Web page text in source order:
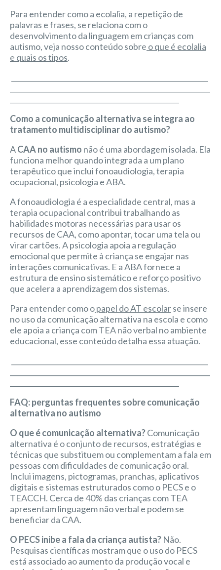
Para entender como a ecolalia, a repetição de
palavras e frases, se relaciona com o
desenvolvimento da linguagem em crianças com
autismo, veja nosso conteúdo sobre o que é ecolalia
e quais os tipos.
Como a comunicação alternativa se integra ao
tratamento multidisciplinar do autismo?
ACAA no autismo não é uma abordagem isolada. Ela
funciona melhor quando integrada a um plano
terapêutico que inclui fonoaudiologia, terapia
ocupacional, psicologia e ABA.
A fonoaudiologia é a especialidade central, mas a
terapia ocupacional contribui trabalhando as
habilidades motoras necessárias para usar os
recursos de CAA, como apontar, tocar uma tela ou
virar cartões. A psicologia apoia a regulação
emocional que permite à criança se engajar nas
interações comunicativas. E a ABA fornece a
estrutura de ensino sistemático e reforço positivo
que acelera a aprendizagem dos sistemas.
Para entender como opapel do AT escolarse insere
no uso da comunicação alternativa na escola e como
ele apoia a criança com TEA não verbal no ambiente
educacional, esse conteúdo detalha essa atuação.
FAQ: perguntas frequentes sobre comunicação
alternativa no autismo
O que é comunicação alternativa?Comunicação
alternativa é o conjunto de recursos, estratégias e
técnicas que substituem ou complementam a fala em
pessoas com dificuldades de comunicação oral.
Inclui imagens, pictogramas, pranchas, aplicativos
digitais e sistemas estruturados como o PECS e o
TEACCH. Cerca de 40% das crianças com TEA
apresentam linguagem não verbal e podem se
beneficiar da CAA.
O PECS inibe a fala da criança autista? Não.
Pesquisas científicas mostram que o uso do PECS
está associado ao aumento da produção vocal e